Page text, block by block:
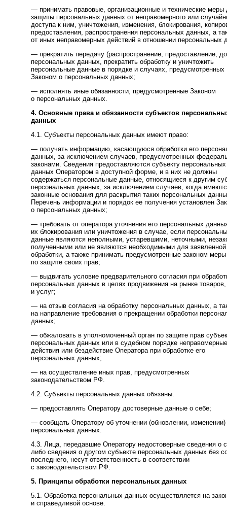
— принимать правовые, организационные и технические меры
защиты персональных данных от неправомерного или
доступа к ним, уничтожения, изменения, блокирования,
предоставления, распространения персональных данных, а
от иных неправомерных действий в отношении персональных
— прекратить передачу (распространение, предоставление,
персональных данных, прекратить обработку и уничтожить
персональные данные в порядке и случаях, предусмотренных
Законом о персональных данных;
— исполнять иные обязанности, предусмотренные Законом
о персональных данных.
4. Основные права и обязанности субъектов
данных
4.1. Субъекты персональных данных имеют право:
— получать информацию, касающуюся обработки его
данных, за исключением случаев, предусмотренных
законами. Сведения предоставляются субъекту персональных
данных Оператором в доступной форме, и в них не должны
содержаться персональные данные, относящиеся к другим
персональных данных, за исключением случаев, когда
законные основания для раскрытия таких персональных
Перечень информации и порядок ее получения установлен
о персональных данных;
— требовать от оператора уточнения его персональных
их блокирования или уничтожения в случае, если
данные являются неполными, устаревшими, неточными,
полученными или не являются необходимыми для
обработки, а также принимать предусмотренные законом меры
по защите своих прав;
— выдвигать условие предварительного согласия при
персональных данных в целях продвижения на рынке товаров,
и услуг;
— на отзыв согласия на обработку персональных данных, а
на направление требования о прекращении обработки
данных;
— обжаловать в уполномоченный орган по защите прав
персональных данных или в судебном порядке
действия или бездействие Оператора при обработке его
персональных данных;
— на осуществление иных прав, предусмотренных
законодательством РФ.
4.2. Субъекты персональных данных обязаны:
— предоставлять Оператору достоверные данные о себе;
— сообщать Оператору об уточнении (обновлении, изменении)
персональных данных.
4.3. Лица, передавшие Оператору недостоверные сведения о
либо сведения о другом субъекте персональных данных без
последнего, несут ответственность в соответствии
с законодательством РФ.
5. Принципы обработки персональных данных
5.1. Обработка персональных данных осуществляется на
и справедливой основе.